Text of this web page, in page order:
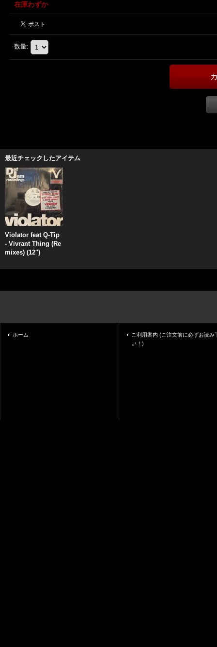
在庫わずか
数量:
最近チェックしたアイテム
Violator feat Q-Tip
- Vivrant Thing (Re
mixes) (12'')
ホーム
ご利用案内 (ご注文前に必ずお読み
い！)